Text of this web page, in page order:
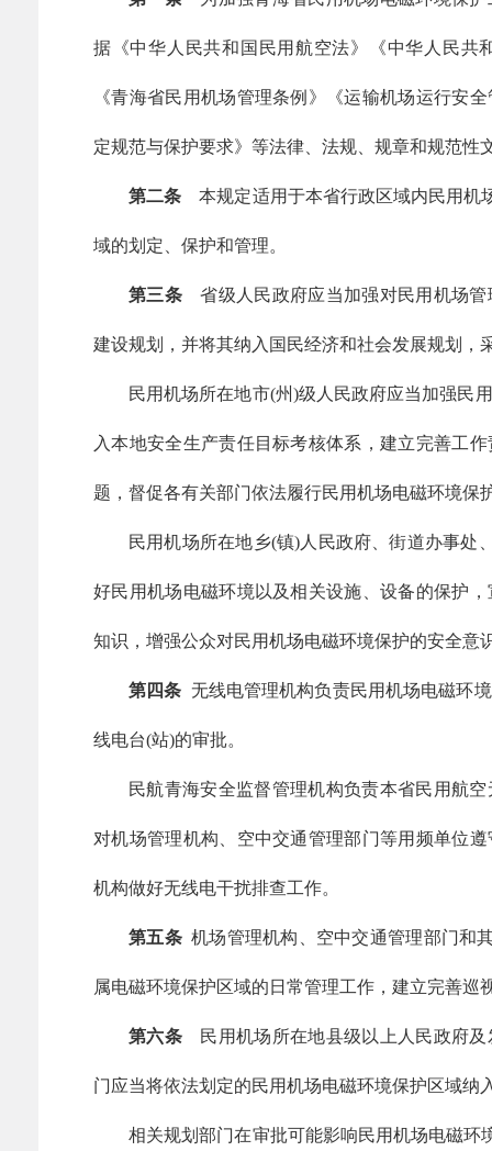
据《中华人民共和国民用航空法》《中华人民共
《青海省民用机场管理条例》《运输机场运行安
定规范与保护要求》等法律、法规、规章和规范性
第二条 本规定适用于本省行政区域内民用机
域的划定、保护和管理。
第三条 省级人民政府应当加强对民用机场
建设规划，并将其纳入国民经济和社会发展规划，
民用机场所在地市(州)级人民政府应当加强民
入本地安全生产责任目标考核体系，建立完善工
题，督促各有关部门依法履行民用机场电磁环境保
民用机场所在地乡(镇)人民政府、街道办事处
好民用机场电磁环境以及相关设施、设备的保护
知识，增强公众对民用机场电磁环境保护的安全意
第四条 无线电管理机构负责民用机场电磁环
线电台(站)的审批。
民航青海安全监督管理机构负责本省民用航
对机场管理机构、空中交通管理部门等用频单位
机构做好无线电干扰排查工作。
第五条机场管理机构、空中交通管理部门和
属电磁环境保护区域的日常管理工作，建立完善巡
第六条 民用机场所在地县级以上人民政府
门应当将依法划定的民用机场电磁环境保护区域纳
相关规划部门在审批可能影响民用机场电磁